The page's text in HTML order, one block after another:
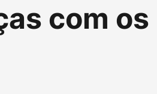
com os